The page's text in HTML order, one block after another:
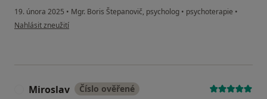
19. února 2025 • Mgr. Boris Štepanovič, psycholog • psychoterapie •
podle názoru uživatele Honza
Nahlásit zneužití
Miroslav Číslo ověřené